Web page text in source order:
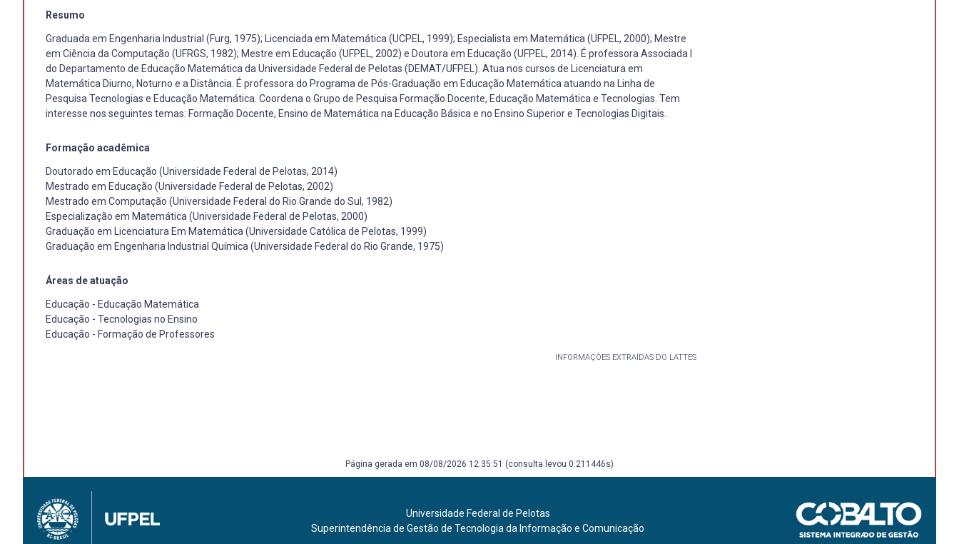
Resumo
Graduada em Engenharia Industrial (Furg, 1975); Licenciada em Matemática (UCPEL, 1999); Especialista em Matemática (UFPEL, 2000); Mestre
em Ciência da Computação (UFRGS, 1982); Mestre em Educação (UFPEL, 2002) e Doutora em Educação (UFPEL, 2014). É professora Associada I
do Departamento de Educação Matemática da Universidade Federal de Pelotas (DEMAT/UFPEL). Atua nos cursos de Licenciatura em
Matemática Diurno, Noturno e a Distância. É professora do Programa de Pós-Graduação em Educação Matemática atuando na Linha de
Pesquisa Tecnologias e Educação Matemática. Coordena o Grupo de Pesquisa Formação Docente, Educação Matemática e Tecnologias. Tem
interesse nos seguintes temas: Formação Docente, Ensino de Matemática na Educação Básica e no Ensino Superior e Tecnologias Digitais.
Formação acadêmica
Doutorado em Educação (Universidade Federal de Pelotas, 2014)
Mestrado em Educação (Universidade Federal de Pelotas, 2002)
Mestrado em Computação (Universidade Federal do Rio Grande do Sul, 1982)
Especialização em Matemática (Universidade Federal de Pelotas, 2000)
Graduação em Licenciatura Em Matemática (Universidade Católica de Pelotas, 1999)
Graduação em Engenharia Industrial Química (Universidade Federal do Rio Grande, 1975)
Áreas de atuação
Educação - Educação Matemática
Educação - Tecnologias no Ensino
Educação - Formação de Professores
INFORMAÇÕES EXTRAÍDAS DO LATTES
Página gerada em 08/08/2026 12:35:51 (consulta levou 0.211446s)
Universidade Federal de Pelotas
Superintendência de Gestão de Tecnologia da Informação e Comunicação